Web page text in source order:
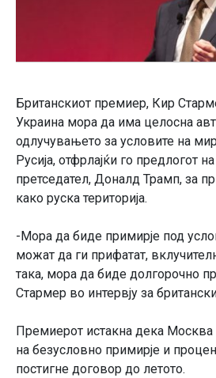
Британскиот премиер, Кир
Украина мора да има целосна
одлучувањето за условите на
Русија, отфрлајќи го предлогот
претседател, Доналд Трамп, за
како руска територија.
-Мора да биде примирје под
можат да ги прифатат,
така, мора да биде долгорочно
Стармер во интервју за
Премиерот истакна дека Москва
на безусловно примирје и
постигне договор до летото.